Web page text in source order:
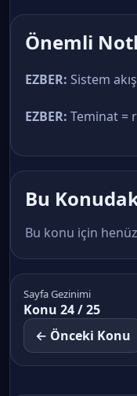
Önemli
EZBER: Sistem
EZBER: Teminat =
Bu
Bu konu için
Sayfa Gezinimi
Konu 24 / 25
← Önceki Konu